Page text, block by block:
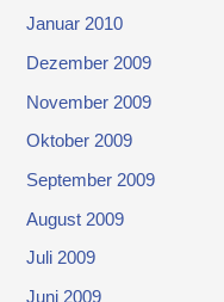
Januar 2010
Dezember 2009
November 2009
Oktober 2009
September 2009
August 2009
Juli 2009
Juni 2009